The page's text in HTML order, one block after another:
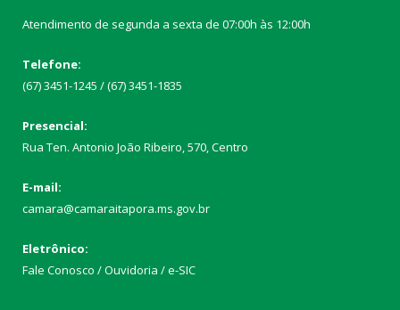
Atendimento de segunda a sexta de 07:00h às 12:00h
Telefone:
(67) 3451-1245 / (67) 3451-1835
Presencial:
Rua Ten. Antonio João Ribeiro, 570, Centro
E-mail:
camara@camaraitapora.ms.gov.br
Eletrônico:
Fale Conosco / Ouvidoria / e-SIC